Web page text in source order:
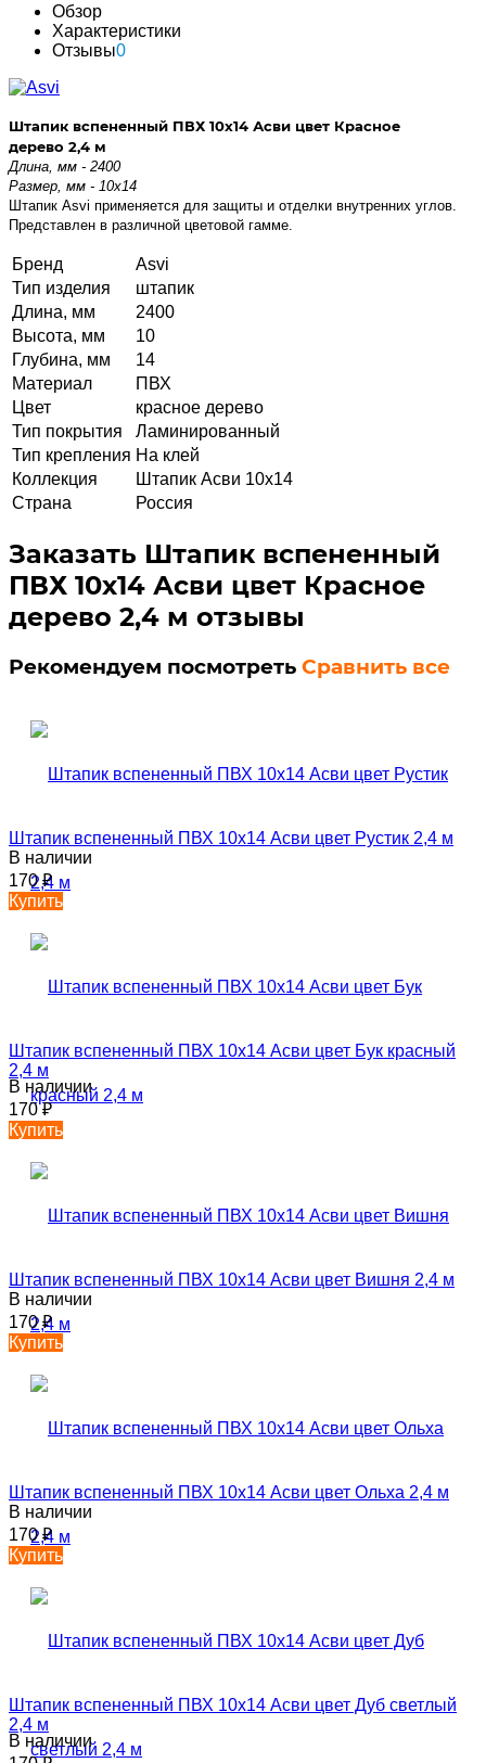
Обзор
Характеристики
Отзывы0
Штапик вспененный ПВХ 10х14 Асви цвет Красное
дерево 2,4 м
Длина, мм - 2400
Размер, мм - 10х14
Штапик Asvi применяется для защиты и отделки внутренних углов.
Представлен в различной цветовой гамме.
Бренд
Asvi
Тип изделия
штапик
Длина, мм
2400
Высота, мм
10
Глубина, мм
14
Материал
ПВХ
Цвет
красное дерево
Тип покрытия
Ламинированный
Тип крепления На клей
Коллекция
Штапик Асви 10х14
Страна
Россия
Заказать Штапик вспененный
ПВХ 10х14 Асви цвет Красное
дерево 2,4 м отзывы
Рекомендуем посмотреть Сравнить все
Штапик вспененный ПВХ 10х14 Асви цвет Рустик 2,4 м
В наличии
170₽
Купить
Штапик вспененный ПВХ 10х14 Асви цвет Бук красный
2,4 м
В наличии
170₽
Купить
Штапик вспененный ПВХ 10х14 Асви цвет Вишня 2,4 м
В наличии
170₽
Купить
Штапик вспененный ПВХ 10х14 Асви цвет Ольха 2,4 м
В наличии
170₽
Купить
Штапик вспененный ПВХ 10х14 Асви цвет Дуб светлый
2,4 м
В наличии